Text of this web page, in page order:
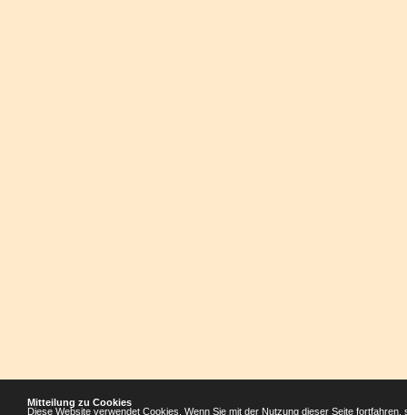
Mitteilung zu Cookies
Diese Website verwendet Cookies. Wenn Sie mit der Nutzung dieser Seite